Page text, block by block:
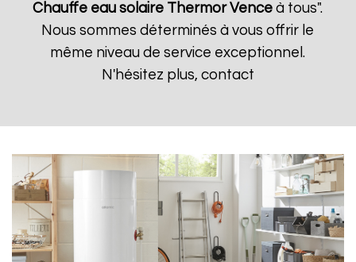
Chauffe eau solaire Thermor Vence à tous".
Nous sommes déterminés à vous offrir le
même niveau de service exceptionnel.
N'hésitez plus, contact